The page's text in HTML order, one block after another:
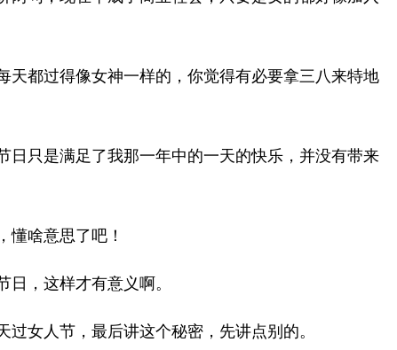
都过得像女神一样的，你觉得有必要拿三八来特地
只是满足了我那一年中的一天的快乐，并没有带来
啥意思了吧！
，这样才有意义啊。
女人节，最后讲这个秘密，先讲点别的。